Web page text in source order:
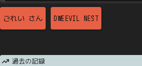
ごれい さん DWEEVIL NEST
過去の記録